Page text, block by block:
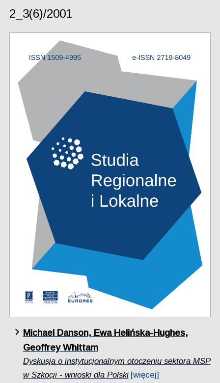
2_3(6)/2001
Michael Danson, Ewa Helińska-Hughes,
Geoffrey Whittam
Dyskusja o instytucjonalnym otoczeniu sektora MSP
w Szkocji - wnioski dla Polski [więcej]